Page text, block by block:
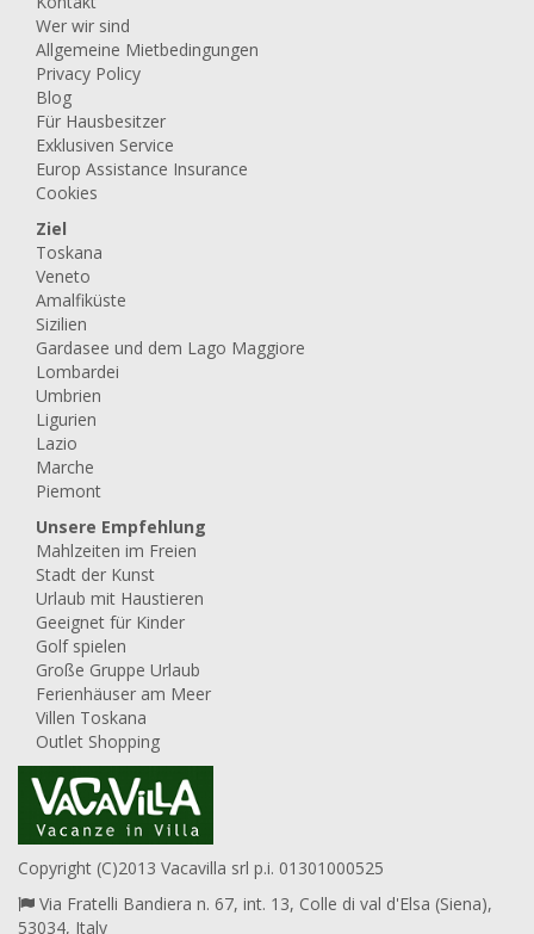
Wer wir sind
Allgemeine Mietbedingungen
Privacy Policy
Blog
Für Hausbesitzer
Exklusiven Service
Europ Assistance Insurance
Cookies
Ziel
Toskana
Veneto
Amalfiküste
Sizilien
Gardasee und dem Lago Maggiore
Lombardei
Umbrien
Ligurien
Lazio
Marche
Piemont
Unsere Empfehlung
Mahlzeiten im Freien
Stadt der Kunst
Urlaub mit Haustieren
Geeignet für Kinder
Golf spielen
Große Gruppe Urlaub
Ferienhäuser am Meer
Villen Toskana
Outlet Shopping
Copyright (C)2013 Vacavilla srl p.i. 01301000525
Via Fratelli Bandiera n. 67, int. 13, Colle di val d'Elsa (Siena),
53034, Italy